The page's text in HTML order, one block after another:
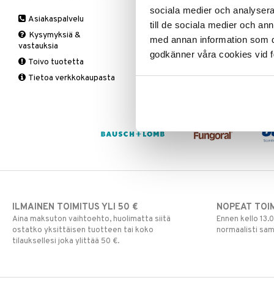
sociala medier och
till de sociala medier och
med annan information som
godkänner våra cookies vid
Vaipat
Vatsa & Suolisto
Verenvuoto
Vitamiinit & Mineraalit
Hammasväliharjat
Hampaiden hoito
Ranne
Ranne
Tukisukat
Polvisukat
Peräpukamat
Ummetus
Yliherkkyys ruoalle
Laktoori-intoleranssi
Kuumemittarit
Nenä
Kuiva nenä
tukkoisuus
Yskä
B-Vitamiinit
C-Vitamiinit
Kromi
Magnesium
Asiakaspalvelu
Kysymyksiä &
vastauksia
Toivo tuotetta
Tietoa verkkokaupasta
ILMAINEN TOIMITUS YLI 50 €
Aina maksuton vaihtoehto, huolimatta siitä
ostatko yksittäisen tuotteen tai koko
tilauksellesi joka ylittää 50 €.
NOPEAT
Ennen kello
normaalisti